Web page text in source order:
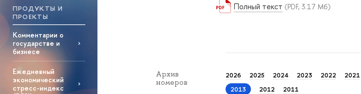
ПРОДУКТЫ И
ПРОЕКТЫ
Комментарии о
государстве и
бизнесе
Ежедневный
экономический
стресс-индекс
Полный текст (PDF, 3.17 Мб)
Архив
номеров
2026 2025 2024 2023 2022 2021
2013
2012 2011